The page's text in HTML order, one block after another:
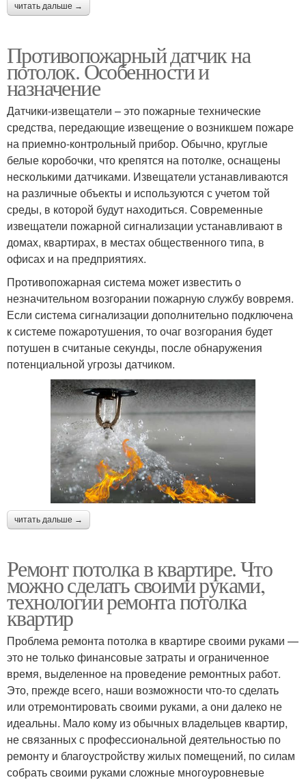
читать дальше →
Противопожарный датчик на
потолок. Особенности и
назначение
Датчики-извещатели – это пожарные технические
средства, передающие извещение о возникшем пожаре
на приемно-контрольный прибор. Обычно, круглые
белые коробочки, что крепятся на потолке, оснащены
несколькими датчиками. Извещатели устанавливаются
на различные объекты и используются с учетом той
среды, в которой будут находиться. Современные
извещатели пожарной сигнализации устанавливают в
домах, квартирах, в местах общественного типа, в
офисах и на предприятиях.
Противопожарная система может известить о
незначительном возгорании пожарную службу вовремя.
Если система сигнализации дополнительно подключена
к системе пожаротушения, то очаг возгорания будет
потушен в считаные секунды, после обнаружения
потенциальной угрозы датчиком.
читать дальше →
Ремонт потолка в квартире. Что
можно сделать своими руками,
технологии ремонта потолка
квартир
Проблема ремонта потолка в квартире своими руками —
это не только финансовые затраты и ограниченное
время, выделенное на проведение ремонтных работ.
Это, прежде всего, наши возможности что-то сделать
или отремонтировать своими руками, а они далеко не
идеальны. Мало кому из обычных владельцев квартир,
не связанных с профессиональной деятельностью по
ремонту и благоустройству жилых помещений, по силам
собрать своими руками сложные многоуровневые